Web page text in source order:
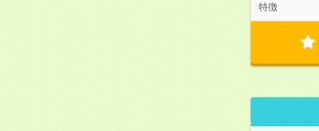
特徴